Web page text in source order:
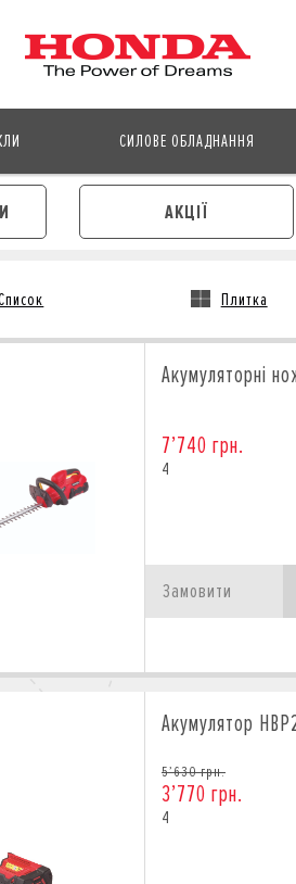
СИЛОВЕ ОБЛАДНАННЯ
АКЦІЇ
КРЕДИТ
Плитка
Акумуляторні
7’740 грн.
4
Замовити
Акумулятор
5’630 грн.
3’770 грн.
4